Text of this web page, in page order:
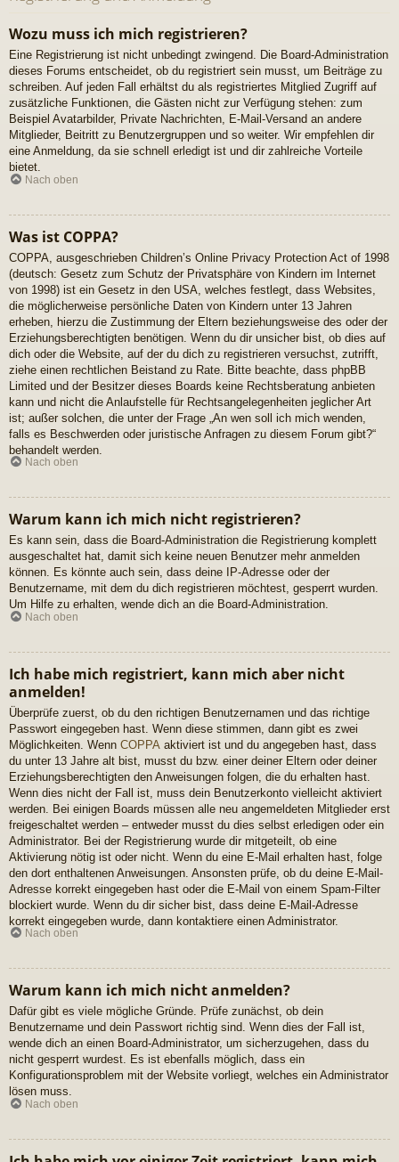
Wozu muss ich mich registrieren?
Eine Registrierung ist nicht unbedingt zwingend. Die Board-Administration
dieses Forums entscheidet, ob du registriert sein musst, um Beiträge zu
schreiben. Auf jeden Fall erhältst du als registriertes Mitglied Zugriff auf
zusätzliche Funktionen, die Gästen nicht zur Verfügung stehen: zum
Beispiel Avatarbilder, Private Nachrichten, E-Mail-Versand an andere
Mitglieder, Beitritt zu Benutzergruppen und so weiter. Wir empfehlen dir
eine Anmeldung, da sie schnell erledigt ist und dir zahlreiche Vorteile
bietet.
Nach oben
Was ist COPPA?
COPPA, ausgeschrieben Children’s Online Privacy Protection Act of 1998
(deutsch: Gesetz zum Schutz der Privatsphäre von Kindern im Internet
von 1998) ist ein Gesetz in den USA, welches festlegt, dass Websites,
die möglicherweise persönliche Daten von Kindern unter 13 Jahren
erheben, hierzu die Zustimmung der Eltern beziehungsweise des oder der
Erziehungsberechtigten benötigen. Wenn du dir unsicher bist, ob dies auf
dich oder die Website, auf der du dich zu registrieren versuchst, zutrifft,
ziehe einen rechtlichen Beistand zu Rate. Bitte beachte, dass phpBB
Limited und der Besitzer dieses Boards keine Rechtsberatung anbieten
kann und nicht die Anlaufstelle für Rechtsangelegenheiten jeglicher Art
ist; außer solchen, die unter der Frage „An wen soll ich mich wenden,
falls es Beschwerden oder juristische Anfragen zu diesem Forum gibt?“
behandelt werden.
Nach oben
Warum kann ich mich nicht registrieren?
Es kann sein, dass die Board-Administration die Registrierung komplett
ausgeschaltet hat, damit sich keine neuen Benutzer mehr anmelden
können. Es könnte auch sein, dass deine IP-Adresse oder der
Benutzername, mit dem du dich registrieren möchtest, gesperrt wurden.
Um Hilfe zu erhalten, wende dich an die Board-Administration.
Nach oben
Ich habe mich registriert, kann mich aber nicht
anmelden!
Überprüfe zuerst, ob du den richtigen Benutzernamen und das richtige
Passwort eingegeben hast. Wenn diese stimmen, dann gibt es zwei
Möglichkeiten. Wenn COPPA aktiviert ist und du angegeben hast, dass
du unter 13 Jahre alt bist, musst du bzw. einer deiner Eltern oder deiner
Erziehungsberechtigten den Anweisungen folgen, die du erhalten hast.
Wenn dies nicht der Fall ist, muss dein Benutzerkonto vielleicht aktiviert
werden. Bei einigen Boards müssen alle neu angemeldeten Mitglieder erst
freigeschaltet werden – entweder musst du dies selbst erledigen oder ein
Administrator. Bei der Registrierung wurde dir mitgeteilt, ob eine
Aktivierung nötig ist oder nicht. Wenn du eine E-Mail erhalten hast, folge
den dort enthaltenen Anweisungen. Ansonsten prüfe, ob du deine E-Mail-
Adresse korrekt eingegeben hast oder die E-Mail von einem Spam-Filter
blockiert wurde. Wenn du dir sicher bist, dass deine E-Mail-Adresse
korrekt eingegeben wurde, dann kontaktiere einen Administrator.
Nach oben
Warum kann ich mich nicht anmelden?
Dafür gibt es viele mögliche Gründe. Prüfe zunächst, ob dein
Benutzername und dein Passwort richtig sind. Wenn dies der Fall ist,
wende dich an einen Board-Administrator, um sicherzugehen, dass du
nicht gesperrt wurdest. Es ist ebenfalls möglich, dass ein
Konfigurationsproblem mit der Website vorliegt, welches ein Administrator
lösen muss.
Nach oben